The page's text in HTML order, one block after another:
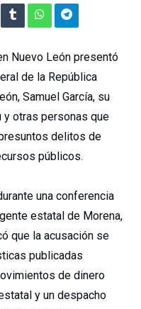
Nuevo León presentó
de la República
Samuel García, su
y otras personas que
delitos de
públicos.
una conferencia
estatal de Morena,
que la acusación se
publicadas
de dinero
y un despacho